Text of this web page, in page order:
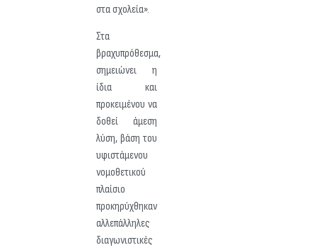
στα σχολεία».
Στα
βραχυπρόθεσμα,
σημειώνει η
ίδια και
προκειμένου να
δοθεί άμεση
λύση, βάση του
υφιστάμενου
νομοθετικού
πλαίσιο
προκηρύχθηκαν
αλλεπάλληλες
διαγωνιστικές